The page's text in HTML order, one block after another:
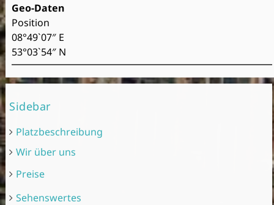
Geo-Daten
Position
08°49`07″ E
53°03`54″ N
Sidebar
Platzbeschreibung
Wir über uns
Preise
Sehenswertes